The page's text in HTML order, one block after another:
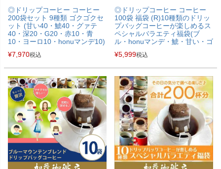
◎ドリップコーヒー コーヒー
200袋セット 9種類 ゴクゴクセ
ット (甘い40・鯱40・グァテ
40・深20・G20・赤10・青
10・ヨーロ10・honuマンデ10)
¥7,970税込
◎ドリップコーヒー コーヒー
100袋 福袋 (R)10種類のドリッ
プバッグコーヒーが楽しめるス
ペシャルバラエティ福袋(ブ
ル・honuマンデ・鯱・甘い・ゴ
青・赤・Cエル) ドリップコー
¥5,999税込